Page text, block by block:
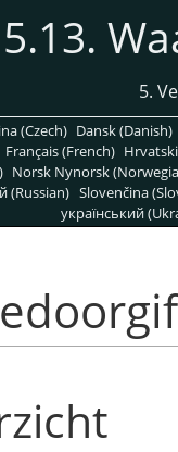
5.13.
5.
(Czech) Dansk (Danish)
Français (French)
Norsk Nynorsk
(Russian) Slovenčina
український